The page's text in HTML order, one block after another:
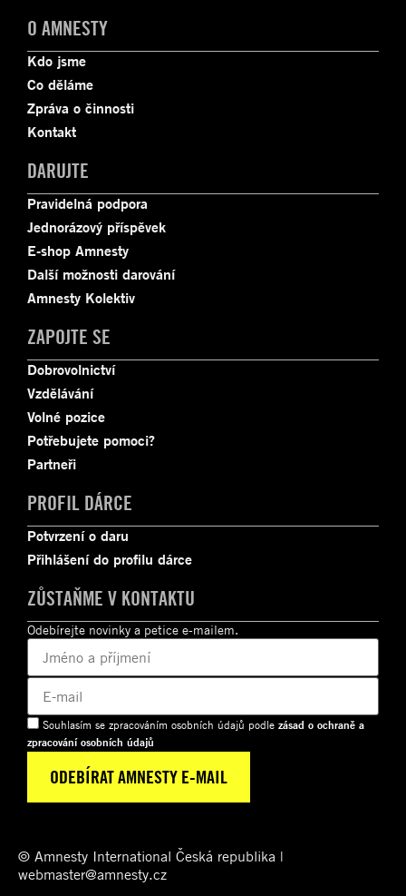
O AMNESTY
Kdo jsme
Co děláme
Zpráva o činnosti
Kontakt
DARUJTE
Pravidelná podpora
Jednorázový příspěvek
E-shop Amnesty
Další možnosti darování
Amnesty Kolektiv
ZAPOJTE SE
Dobrovolnictví
Vzdělávání
Volné pozice
Potřebujete pomoci?
Partneři
PROFIL DÁRCE
Potvrzení o daru
Přihlášení do profilu dárce
ZŮSTAŇME V KONTAKTU
Odebírejte novinky a petice e-mailem.
Souhlasím se zpracováním osobních údajů podle zásad o ochraně a
zpracování osobních údajů
© Amnesty International Česká republika |
webmaster@amnesty.cz